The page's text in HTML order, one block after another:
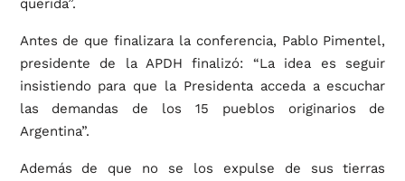
querida”.
Antes de que finalizara la conferencia, Pablo Pimentel,
presidente de la APDH finalizó: “La idea es seguir
insistiendo para que la Presidenta acceda a escuchar
las demandas de los 15 pueblos originarios de
Argentina”.
Además de que no se los expulse de sus tierras